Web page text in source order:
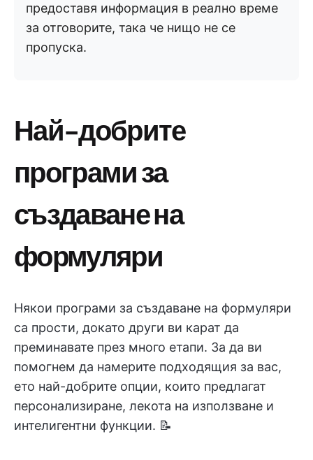
предоставя информация в реално време
за отговорите, така че нищо не се
пропуска.
Най-добрите
програми за
създаване на
формуляри
Някои програми за създаване на формуляри
са прости, докато други ви карат да
преминавате през много етапи. За да ви
помогнем да намерите подходящия за вас,
ето най-добрите опции, които предлагат
персонализиране, лекота на използване и
интелигентни функции. 📝